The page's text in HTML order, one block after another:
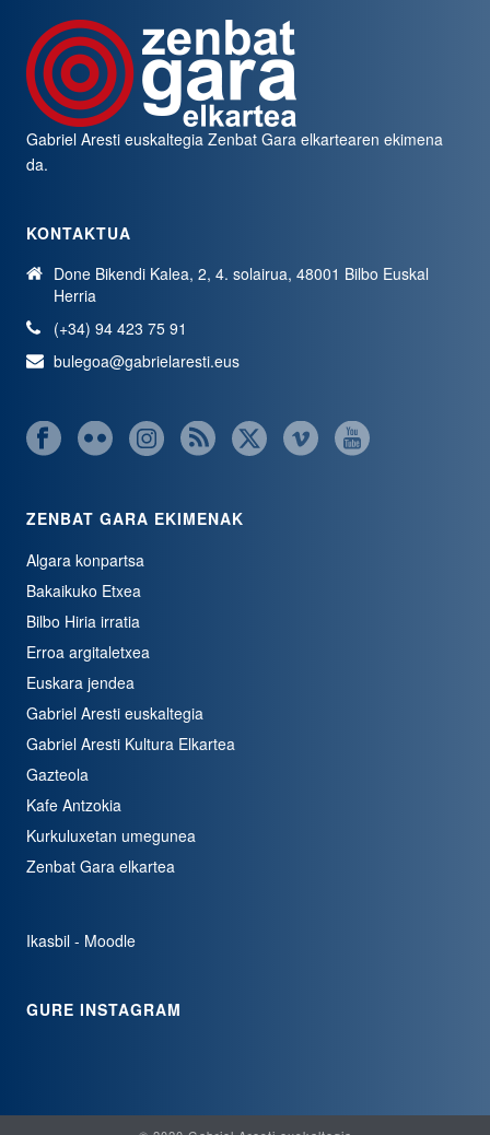
Gabriel Aresti euskaltegiaZenbat Gara elkartearen ekimena
da.
KONTAKTUA
Done Bikendi Kalea, 2, 4. solairua, 48001 Bilbo Euskal
Herria
(+34) 94 423 75 91
bulegoa@gabrielaresti.eus
ZENBAT GARA EKIMENAK
Algara konpartsa
Bakaikuko Etxea
Bilbo Hiria irratia
Erroa argitaletxea
Euskara jendea
Gabriel Aresti euskaltegia
Gabriel Aresti Kultura Elkartea
Gazteola
Kafe Antzokia
Kurkuluxetan umegunea
Zenbat Gara elkartea
Ikasbil - Moodle
GURE INSTAGRAM